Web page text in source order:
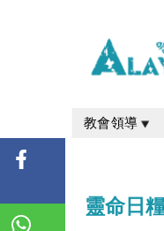
教會領導
靈命日